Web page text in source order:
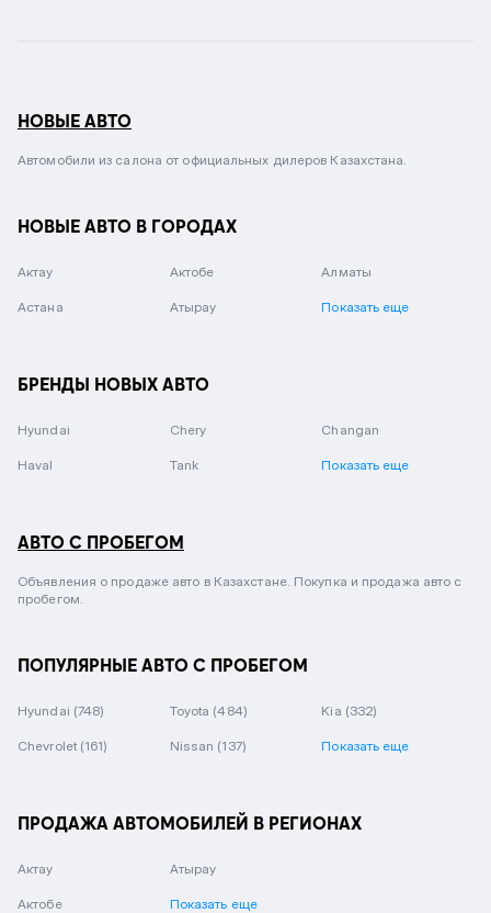
НОВЫЕ АВТО
Автомобили из салона от официальных дилеров Казахстана.
НОВЫЕ АВТО В ГОРОДАХ
Актау Актобе Алматы
Астана Атырау Показать еще
БРЕНДЫ НОВЫХ АВТО
Hyundai Chery Changan
Haval Tank Показать еще
АВТО С ПРОБЕГОМ
Объявления о продаже авто в Казахстане. Покупка и продажа авто с
пробегом.
ПОПУЛЯРНЫЕ АВТО С ПРОБЕГОМ
Hyundai (748) Toyota (484) Kia (332)
Chevrolet (161) Nissan (137) Показать еще
ПРОДАЖА АВТОМОБИЛЕЙ В РЕГИОНАХ
Актау
Актобе
Атырау
Показать еще